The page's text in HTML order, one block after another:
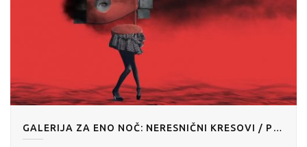
GALERIJA ZA ENO NOČ: NERESNIČNI KRESOVI / POD GOLIM NEBOM